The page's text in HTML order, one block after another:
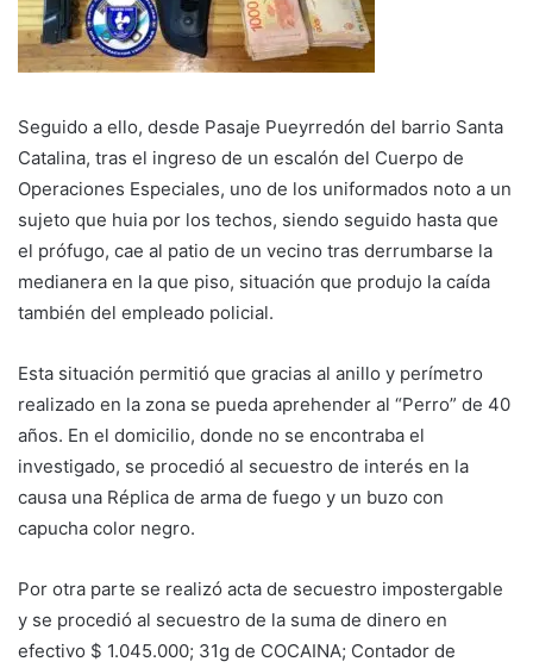
Seguido a ello, desde Pasaje Pueyrredón del barrio Santa
Catalina, tras el ingreso de un escalón del Cuerpo de
Operaciones Especiales, uno de los uniformados noto a un
sujeto que huia por los techos, siendo seguido hasta que
el prófugo, cae al patio de un vecino tras derrumbarse la
medianera en la que piso, situación que produjo la caída
también del empleado policial.
Esta situación permitió que gracias al anillo y perímetro
realizado en la zona se pueda aprehender al “Perro” de 40
años. En el domicilio, donde no se encontraba el
investigado, se procedió al secuestro de interés en la
causa una Réplica de arma de fuego y un buzo con
capucha color negro.
Por otra parte se realizó acta de secuestro impostergable
y se procedió al secuestro de la suma de dinero en
efectivo $ 1.045.000; 31g de COCAINA; Contador de